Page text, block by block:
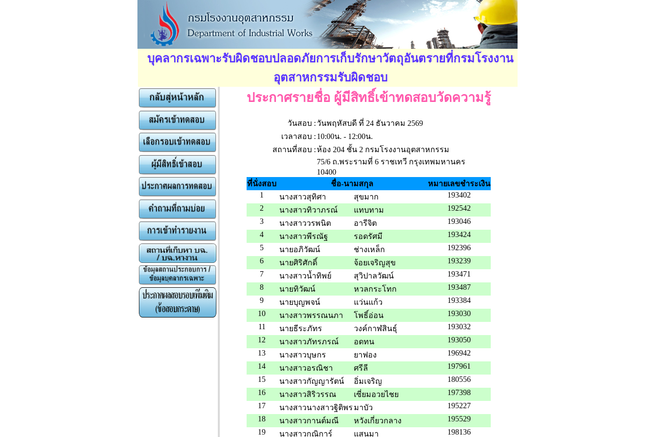
บุคลากรเฉพาะรับผิดชอบปลอดภัยการเก็บรักษาวัตถุอันตรายที่กรมโรงงาน
อุตสาหกรรมรับผิดชอบ
ประกาศรายชื่อ ผู้มีสิทธิ์เข้าทดสอบวัดความรู้
วันสอบ : วันพฤหัสบดี ที่ 24 ธันวาคม 2569
เวลาสอบ : 10:00น. - 12:00น.
สถานที่สอบ :ห้อง 204 ชั้น 2 กรมโรงงานอุตสาหกรรม
75/6 ถ.พระรามที่ 6 ราชเทวี กรุงเทพมหานคร
10400
ที่นั่งสอบ
ชื่อ-นามสกุล
หมายเลขชำระเงิน
1
นางสาวสุทิศา สุขมาก
193402
2
นางสาวทิวาภรณ์ แทบทาม
192542
3
นางสาววรพนิต อารีจิต
193046
4
นางสาวพีรณัฐ รอดรัศมี
193424
5
นายอภิวัฒน์ ช่างเหล็ก
192396
6
นายศิริศักดิ์ จ้อยเจริญสุข
193239
7
นางสาวน้ำทิพย์ สุวิปาลวัฒน์
193471
8
นายทิวัฒน์ หวลกระโทก
193487
9
นายบุญพจน์ แว่นแก้ว
193384
10
นางสาวพรรณนภา โพธิ์อ่อน
193030
11
นายธีระภัทร วงค์กาฬสินธุ์
193032
12
นางสาวภัทรภรณ์ อดทน
193050
13
นางสาวบุษกร ยาฟอง
196942
14
นางสาวอรณิชา ศรีลี
197961
15
นางสาวกัญญารัตน์ อิ่มเจริญ
180556
16
นางสาวสิริวรรณ เซี่ยมอวยไชย
197398
17
นางสาวนางสาวฐิติพร มาบัว
195227
18
นางสาวกานต์มณี หวังเกี่ยวกลาง
195529
19
นางสาวกณิการ์ แสนมา 198136